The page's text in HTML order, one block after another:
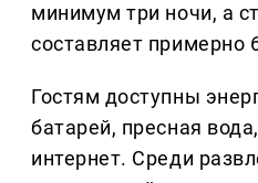
минимум три ночи, а
составляет примерно
Гостям доступны
батарей, пресная
интернет. Среди